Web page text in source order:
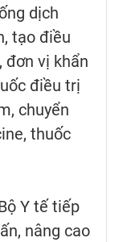
dịch
tạo điều
đơn vị khẩn
điều trị
chuyển
thuốc
Y tế tiếp
nâng cao